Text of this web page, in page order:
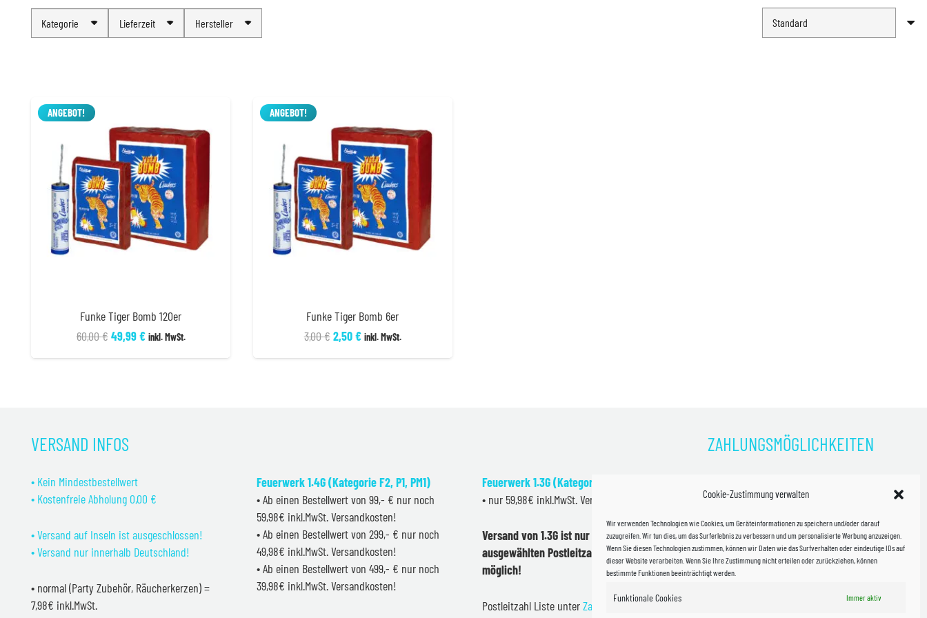
Cookie-Zustimmung verwalten
Wir verwenden Technologien wie Cookies, um Geräteinformationen zu speichern und/oder darauf
zuzugreifen. Wir tun dies, um das Surferlebnis zu verbessern und um personalisierte Werbung anzuzeigen.
Wenn Sie diesen Technologien zustimmen, können wir Daten wie das Surfverhalten oder eindeutige IDs auf
dieser Website verarbeiten. Wenn Sie Ihre Zustimmung nicht erteilen oder zurückziehen, können
bestimmte Funktionen beeinträchtigt werden.
Funktionale Cookies Immer aktiv
Kategorie Lieferzeit Hersteller
ANGEBOT!
Funke Tiger Bomb 120er
60,00€ Ursprünglicher
49,99€Aktueller
inkl. MwSt.
ANGEBOT!
Funke Tiger Bomb 6er
3,00€Ursprünglicher
2,50€Aktueller
inkl. MwSt.
VERSAND INFOS
• Kein Mindestbestellwert
• Kostenfreie Abholung 0,00 €
• Versand auf Inseln ist ausgeschlossen!
• Versand nur innerhalb Deutschland!
• normal (Party Zubehör, Räucherkerzen) =
7,98€ inkl.MwSt.
Feuerwerk 1.4G (Kategorie F2, P1, PM1)
• Ab einen Bestellwert von 99,- € nur noch
59,98€ inkl.MwSt. Versandkosten!
• Ab einen Bestellwert von 299,- € nur noch
49,98€ inkl.MwSt. Versandkosten!
• Ab einen Bestellwert von 499,- € nur noch
39,98€ inkl.MwSt. Versandkosten!
Feuerwerk 1.3G (Kategorie F2)
• nur 59,98€ inkl.MwSt. Versandkosten!
Versand von 1.3G ist nur innerhalb
ausgewählten Postleitzahlen in Sachsen
möglich!
Postleitzahl Liste unterZahlung & Versand
ZAHLUNGSMÖGLICHKEITEN